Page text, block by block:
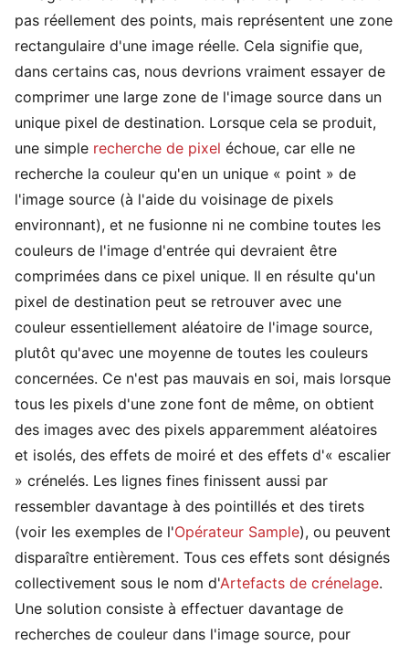
pas réellement des points, mais représentent une zone
rectangulaire d'une image réelle. Cela signifie que,
dans certains cas, nous devrions vraiment essayer de
comprimer une large zone de l'image source dans un
unique pixel de destination. Lorsque cela se produit,
une simple recherche de pixel échoue, car elle ne
recherche la couleur qu'en un unique « point » de
l'image source (à l'aide du voisinage de pixels
environnant), et ne fusionne ni ne combine toutes les
couleurs de l'image d'entrée qui devraient être
comprimées dans ce pixel unique. Il en résulte qu'un
pixel de destination peut se retrouver avec une
couleur essentiellement aléatoire de l'image source,
plutôt qu'avec une moyenne de toutes les couleurs
concernées. Ce n'est pas mauvais en soi, mais lorsque
tous les pixels d'une zone font de même, on obtient
des images avec des pixels apparemment aléatoires
et isolés, des effets de moiré et des effets d'« escalier
» crénelés. Les lignes fines finissent aussi par
ressembler davantage à des pointillés et des tirets
(voir les exemples de l'Opérateur Sample), ou peuvent
disparaître entièrement. Tous ces effets sont désignés
collectivement sous le nom d'Artefacts de crénelage.
Une solution consiste à effectuer davantage de
recherches de couleur dans l'image source, pour